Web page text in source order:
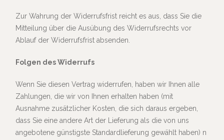
Zur Wahrung der Widerrufsfrist reicht es aus, dass Sie die
Mitteilung über die Ausübung des Widerrufsrechts vor
Ablauf der Widerrufsfrist absenden.
Folgen des Widerrufs
Wenn Sie diesen Vertrag widerrufen, haben wir Ihnen alle
Zahlungen, die wir von Ihnen erhalten haben (mit
Ausnahme zusätzlicher Kosten, die sich daraus ergeben,
dass Sie eine andere Art der Lieferung als die von uns
angebotene günstigste Standardlieferung gewählt haben) n